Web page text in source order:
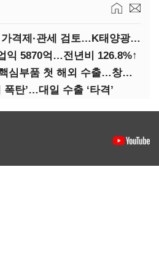
미, 폴리실리콘 최저가격제·관세 검토…K태양광 입지 확대 기대
익 5870억…전년비 126.8%↑
두산퓨얼셀, SOFC 핵심부품 첫 해외 수출…창사 이래 최대 규모
탄’…대일 수출 ‘타격’